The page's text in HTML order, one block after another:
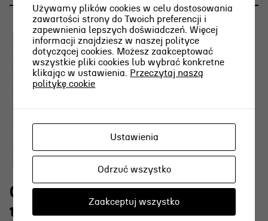
O najpiękniejszej scenie
teatralnej w Polsce w RADIU
Używamy plików cookies w celu dostosowania
zawartości strony do Twoich preferencji i
zapewnienia lepszych doświadczeń. Więcej
informacji znajdziesz w naszej polityce
dotyczącej cookies. Możesz zaakceptować
wszystkie pliki cookies lub wybrać konkretne
klikając w ustawienia. Przeczytaj naszą
politykę cookie
Ustawienia
Odrzuć wszystko
Zaakceptuj wszystko